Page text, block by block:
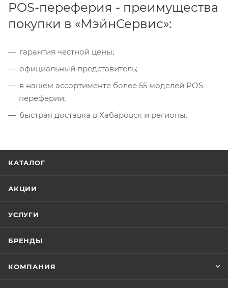
POS-переферия - преимущества
покупки в «МэйнСервис»:
гарантия честной цены;
официальный представитель;
в нашем ассортименте более 55 моделей POS-
переферии;
быстрая доставка в Хабаровск и регионы.
КАТАЛОГ
АКЦИИ
УСЛУГИ
БРЕНДЫ
КОМПАНИЯ